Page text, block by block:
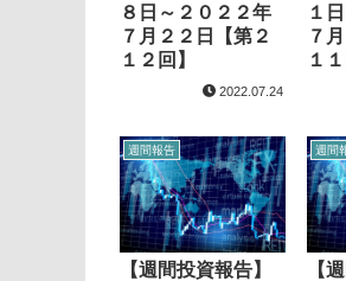
８日～２０２２年
７月２２日【第２
１２回】
2022.07.24
１
７
１１
週間報告
【週間投資報告】
週間
【